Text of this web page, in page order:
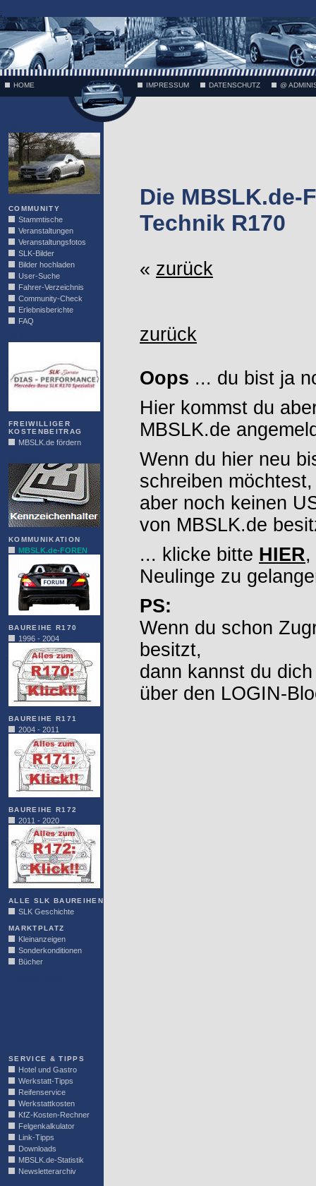
;
HOME IMPRESSUM DATENSCHUTZ @
COMMUNITY
Stammtische
Veranstaltungen
Veranstaltungsfotos
SLK-Bilder
Bilder hochladen
User-Suche
Fahrer-Verzeichnis
Community-Check
Erlebnisberichte
FAQ
FREIWILLIGER
KOSTENBEITRAG
MBSLK.de fördern
KOMMUNIKATION
MBSLK.de-FOREN
BAUREIHE R170
1996 - 2004
BAUREIHE R171
2004 - 2011
BAUREIHE R172
2011 - 2020
ALLE SLK BAUREIHEN
SLK Geschichte
MARKTPLATZ
Kleinanzeigen
Sonderkonditionen
Bücher
SERVICE & TIPPS
Hotel und Gastro
Werkstatt-Tipps
Reifenservice
Werkstattkosten
KfZ-Kosten-Rechner
Felgenkalkulator
Link-Tipps
Downloads
MBSLK.de-Statistik
Newsletterarchiv
Die MBSLK.de-
Technik R170
« zurück
zurück
Oops ... du bist ja
Hier kommst du
MBSLK.de
Wenn du hier neu
schreiben möchtest,
aber noch keinen
von MBSLK.de
... klicke bitte HIER,
Neulinge zu
PS:
Wenn du schon
besitzt,
dann kannst du
über den LOGIN-